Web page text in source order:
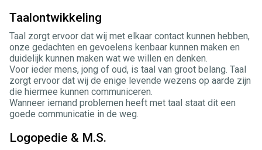
Taalontwikkeling
Taal zorgt ervoor dat wij met elkaar contact kunnen hebben,
onze gedachten en gevoelens kenbaar kunnen maken en
duidelijk kunnen maken wat we willen en denken.
Voor ieder mens, jong of oud, is taal van groot belang. Taal
zorgt ervoor dat wij de enige levende wezens op aarde zijn
die hiermee kunnen communiceren.
Wanneer iemand problemen heeft met taal staat dit een
goede communicatie in de weg.
Logopedie & M.S.